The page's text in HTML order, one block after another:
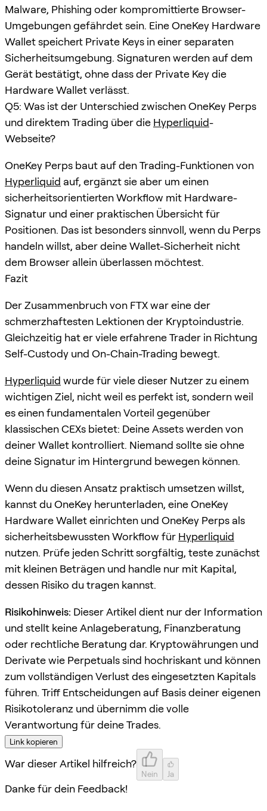
Malware, Phishing oder kompromittierte Browser-
Umgebungen gefährdet sein. Eine OneKey Hardware
Wallet speichert Private Keys in einer separaten
Sicherheitsumgebung. Signaturen werden auf dem
Gerät bestätigt, ohne dass der Private Key die
Hardware Wallet verlässt.
Q5: Was ist der Unterschied zwischen OneKey Perps
und direktem Trading über die Hyperliquid-
Webseite?
OneKey Perps baut auf den Trading-Funktionen von
Hyperliquid auf, ergänzt sie aber um einen
sicherheitsorientierten Workflow mit Hardware-
Signatur und einer praktischen Übersicht für
Positionen. Das ist besonders sinnvoll, wenn du Perps
handeln willst, aber deine Wallet-Sicherheit nicht
dem Browser allein überlassen möchtest.
Fazit
Der Zusammenbruch von FTX war eine der
schmerzhaftesten Lektionen der Kryptoindustrie.
Gleichzeitig hat er viele erfahrene Trader in Richtung
Self-Custody und On-Chain-Trading bewegt.
Hyperliquid wurde für viele dieser Nutzer zu einem
wichtigen Ziel, nicht weil es perfekt ist, sondern weil
es einen fundamentalen Vorteil gegenüber
klassischen CEXs bietet: Deine Assets werden von
deiner Wallet kontrolliert. Niemand sollte sie ohne
deine Signatur im Hintergrund bewegen können.
Wenn du diesen Ansatz praktisch umsetzen willst,
kannst du OneKey herunterladen, eine OneKey
Hardware Wallet einrichten und OneKey Perps als
sicherheitsbewussten Workflow für Hyperliquid
nutzen. Prüfe jeden Schritt sorgfältig, teste zunächst
mit kleinen Beträgen und handle nur mit Kapital,
dessen Risiko du tragen kannst.
Risikohinweis: Dieser Artikel dient nur der Information
und stellt keine Anlageberatung, Finanzberatung
oder rechtliche Beratung dar. Kryptowährungen und
Derivate wie Perpetuals sind hochriskant und können
zum vollständigen Verlust des eingesetzten Kapitals
führen. Triff Entscheidungen auf Basis deiner eigenen
Risikotoleranz und übernimm die volle
Verantwortung für deine Trades.
Link kopieren
War dieser Artikel hilfreich?
Nein Ja
Danke für dein Feedback!